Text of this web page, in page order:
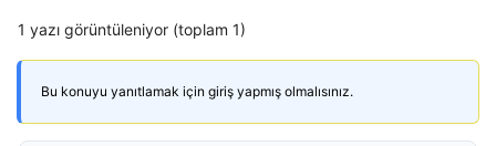
1 yazı görüntüleniyor (toplam 1)
Bu konuyu yanıtlamak için giriş yapmış olmalısınız.